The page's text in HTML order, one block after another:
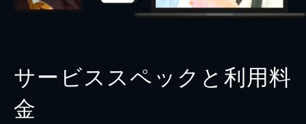
サービススペックと利用料
金